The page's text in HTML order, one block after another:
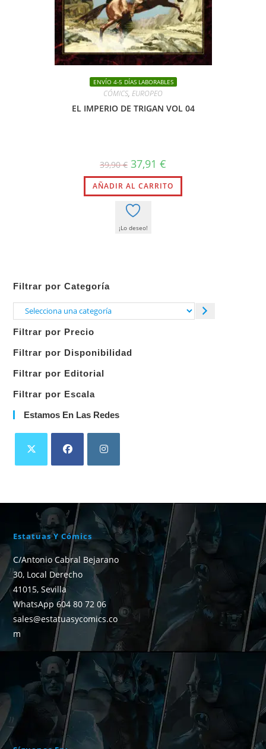
ENVÍO 4-5 DÍAS LABORABLES
CÓMICS, EUROPEO
EL IMPERIO DE TRIGAN VOL 04
39,90€ El
precio
original
era:
39,90 €.
37,91 €
actual
es:
37,91 €.
AÑADIR AL CARRITO
¡Lo deseo!
Filtrar por Categoría
Selecciona
categoría
Filtrar por Precio
Filtrar por Disponibilidad
Filtrar por Editorial
Filtrar por Escala
Estamos En Las Redes
Estatuas Y Cómics
C/Antonio Cabral Bejarano
30, Local Derecho
41015, Sevilla
WhatsApp 604 80 72 06
sales@estatuasycomics.co
m